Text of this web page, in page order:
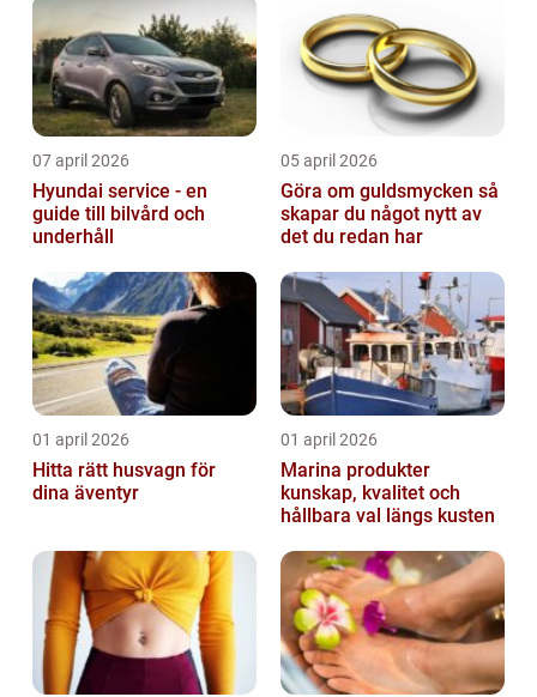
07 april 2026
Hyundai service - en
guide till bilvård och
underhåll
05 april 2026
Göra om guldsmycken så
skapar du något nytt av
det du redan har
01 april 2026
Hitta rätt husvagn för
dina äventyr
01 april 2026
Marina produkter
kunskap, kvalitet och
hållbara val längs kusten